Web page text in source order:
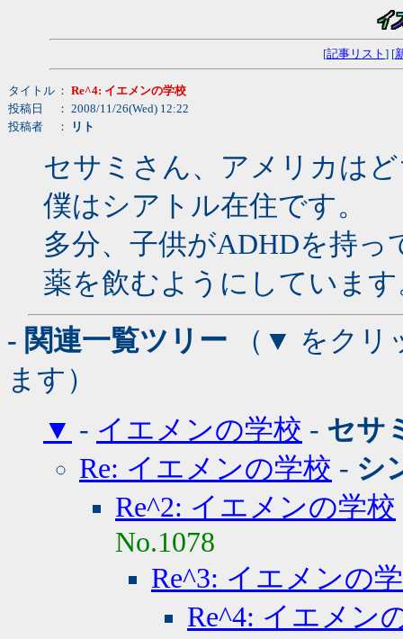
[記事リスト ] [
タイトル ： Re^4: イエメンの学校
投稿日
： 2008/11/26(Wed) 12:22
投稿者
： リト
セサミさん、アメリカは
僕はシアトル在住です。
多分、子供がADHDを持
薬を飲むようにしていま
- 関連一覧ツリー （▼ をクリ
ます）
▼ - イエメンの学校 - セサ
Re: イエメンの学校 - シ
Re^2: イエメンの学校
No.1078
Re^3: イエメンの
Re^4: イエメン